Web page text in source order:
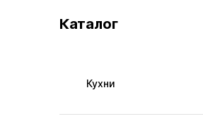
Каталог
Кухни